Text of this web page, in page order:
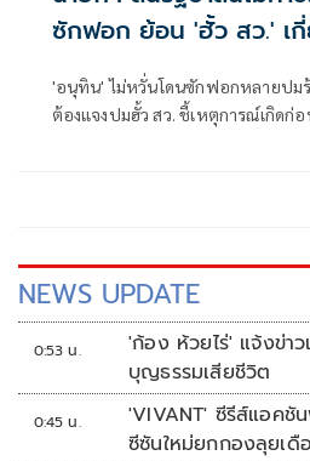
ซักฟอก ย้อน 'ฮั้ว สว.' เกี่
'อนุทิน' ไม่หวั่นโดนซักฟอกหลายปม
ต้องแจงปมฮั้ว สว. ชี้เหตุการณ์เกิดก่
NEWS UPDATE
0:53 น.
'ก้อง ห้วยไร่' แจ้งข่า
บุญธรรมเสียชีวิต
0:45 น.
'VIVANT' ซีรีส์แอค
ซีซันใหม่ยกกองลุยเดื